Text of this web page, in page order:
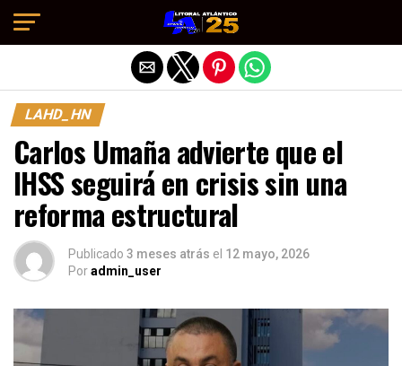
LAHD_HN
Carlos Umaña advierte que el
IHSS seguirá en crisis sin una
reforma estructural
Publicado 3 meses atrás el 12 mayo, 2026
Poradmin_user
Salir de la versión móvil